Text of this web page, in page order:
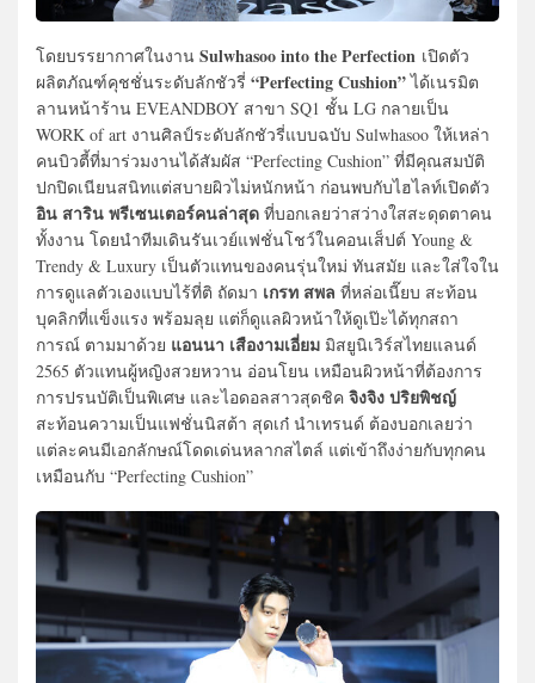
โดยบรรยากาศในงาน Sulwhasoo into the Perfection เปิดตัว
ผลิตภัณฑ์คุชชั่นระดับลักชัวรี่ “Perfecting Cushion”ได้เนรมิต
ลานหน้าร้าน EVEANDBOY สาขา SQ1 ชั้น LG กลายเป็น
WORK of art งานศิลป์ระดับลักชัวรี่แบบฉบับ Sulwhasoo ให้เหล่า
คนบิวตี้ที่มาร่วมงานได้สัมผัส “Perfecting Cushion” ที่มีคุณสมบัติ
ปกปิดเนียนสนิทแต่สบายผิวไม่หนักหน้า ก่อนพบกับไฮไลท์เปิดตัว
อิน สาริน พรีเซนเตอร์คนล่าสุด ที่บอกเลยว่าสว่างใสสะดุดตาคน
ทั้งงาน โดยนำทีมเดินรันเวย์แฟชั่นโชว์ในคอนเส็ปต์ Young &
Trendy & Luxury เป็นตัวแทนของคนรุ่นใหม่ ทันสมัย และใส่ใจใน
การดูแลตัวเองแบบไร้ที่ติ ถัดมา เกรท สพล ที่หล่อเนี๊ยบ สะท้อน
บุคลิกที่แข็งแรง พร้อมลุย แต่ก็ดูแลผิวหน้าให้ดูเป๊ะได้ทุกสถา
การณ์ ตามมาด้วย แอนนา เสืองามเอี่ยม มิสยูนิเวิร์สไทยแลนด์
2565 ตัวแทนผู้หญิงสวยหวาน อ่อนโยน เหมือนผิวหน้าที่ต้องการ
การปรนบัติเป็นพิเศษ และไอดอลสาวสุดชิค จิงจิง ปริยพิชญ์
สะท้อนความเป็นแฟชั่นนิสต้า สุดเก๋ นำเทรนด์ ต้องบอกเลยว่า
แต่ละคนมีเอกลักษณ์โดดเด่นหลากสไตล์ แต่เข้าถึงง่ายกับทุกคน
เหมือนกับ “Perfecting Cushion”